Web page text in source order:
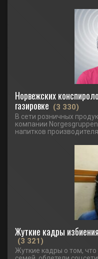
Норвежских
газировке (3 330)
В сети розничных
компании
напитков
Жуткие кадры
(3 321)
Жуткие кадры о том, что